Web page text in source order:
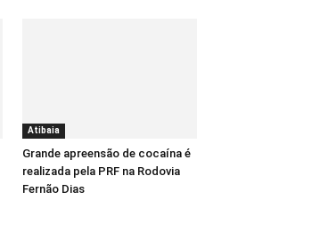
Atibaia
Grande apreensão de cocaína é
realizada pela PRF na Rodovia
Fernão Dias